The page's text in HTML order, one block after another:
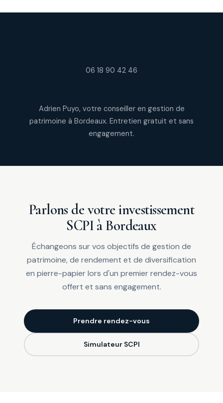
06 18 90 42 46
Adrien Puyo, votre conseiller en gestion de
patrimoine à Bordeaux. Entretien gratuit et sans
engagement.
Parlons de votre investissement
SCPI à Bordeaux
Échangeons sur vos objectifs de gestion de
patrimoine, de rendement et de diversification
en pierre-papier lors d'un premier rendez-vous
offert et sans engagement.
Prendre rendez-vous
Simulateur SCPI